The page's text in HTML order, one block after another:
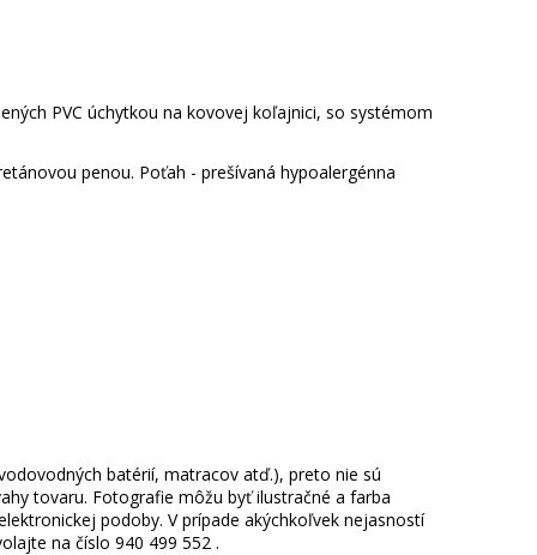
PVC úchytkou na kovovej koľajnici, so systémom
penou. Poťah - prešívaná hypoalergénna
batérií, matracov atď.), preto nie sú
tovaru. Fotografie môžu byť ilustračné a farba
podoby. V prípade akýchkoľvek nejasností
na číslo 940 499 552 .